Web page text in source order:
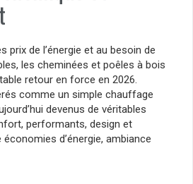
prix de l’énergie et au besoin de
les cheminées et poêles à bois
retour en force en 2026.
comme un simple chauffage
devenus de véritables
performants, design et
d’énergie, ambiance